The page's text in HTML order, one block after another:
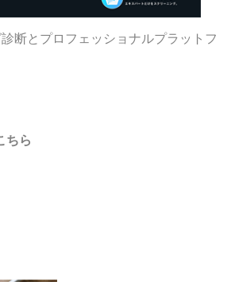
断とプロフェッショナルプラットフ
ちら